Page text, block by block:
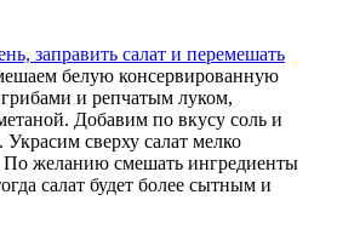
белую консервированную
и репчатым луком,
Добавим по вкусу соль и
сверху салат мелко
желанию смешать ингредиенты
салат будет более сытным и